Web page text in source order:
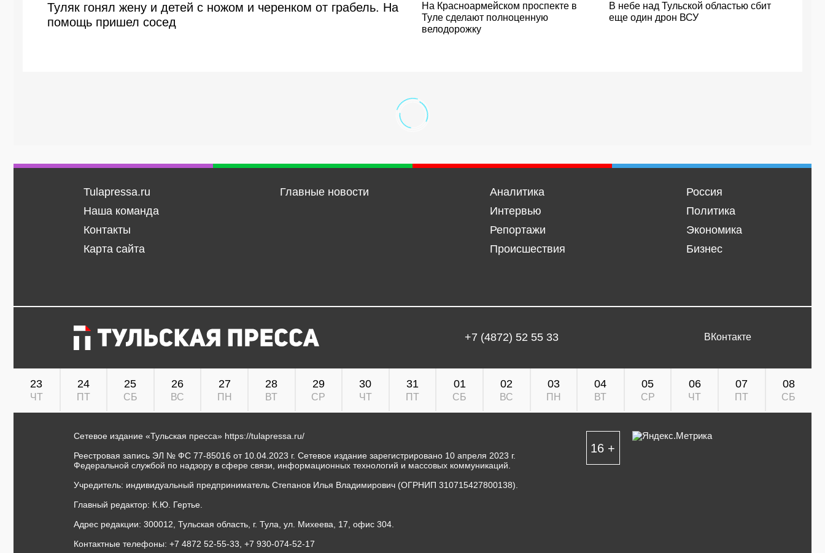
Туляк гонял жену и детей с ножом и черенком от грабель. На
помощь пришел сосед
На Красноармейском проспекте в
Туле сделают полноценную
велодорожку
В небе над Тульской областью сбит
еще один дрон ВСУ
Tulapressa.ru
Наша команда
Контакты
Карта сайта
Главные новости
Аналитика
Интервью
Репортажи
Происшествия
Россия
Политика
Экономика
Бизнес
+7 (4872) 52 55 33 ВКонтакте
23
ЧТ
24
ПТ
25
СБ
26
ВС
27
ПН
28
ВТ
29
СР
30
ЧТ
31
ПТ
01
СБ
02
ВС
03
ПН
04
ВТ
05
СР
06
ЧТ
07
ПТ
08
СБ
Сетевое издание «Тульская пресса» https://tulapressa.ru/
Реестровая запись ЭЛ № ФС 77-85016 от 10.04.2023 г. Сетевое издание зарегистрировано 10 апреля 2023 г.
Федеральной службой по надзору в сфере связи, информационных технологий и массовых коммуникаций.
Учредитель: индивидуальный предприниматель Степанов Илья Владимирович (ОГРНИП 310715427800138).
Главный редактор: К.Ю. Гертье.
Адрес редакции: 300012, Тульская область, г. Тула, ул. Михеева, 17, офис 304.
Контактные телефоны: +7 4872 52-55-33, +7 930-074-52-17
16 +